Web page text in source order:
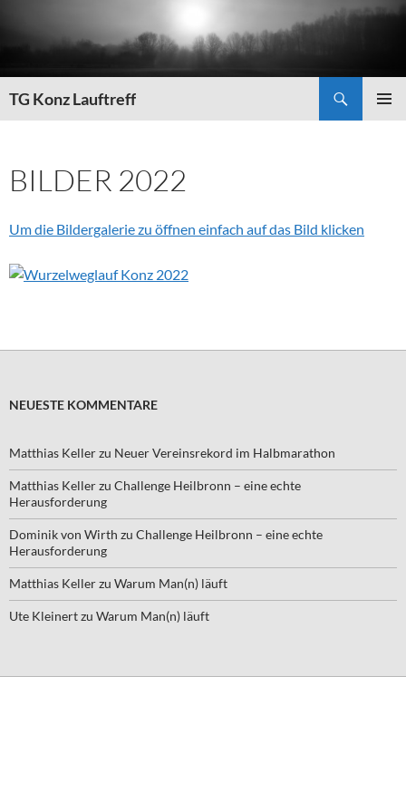
springen
TG Konz Lauftreff
BILDER 2022
Um die Bildergalerie zu öffnen einfach auf das Bild klicken
NEUESTE KOMMENTARE
Matthias Kellerzu Neuer Vereinsrekord im Halbmarathon
Matthias Kellerzu Challenge Heilbronn – eine echte
Herausforderung
Dominik von Wirth zu Challenge Heilbronn – eine echte
Herausforderung
Matthias Kellerzu Warum Man(n) läuft
Ute Kleinertzu Warum Man(n) läuft